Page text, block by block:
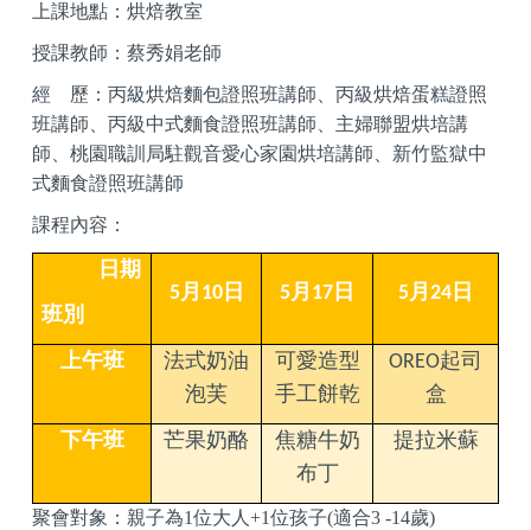
上課地點：烘焙教室
授課教師：蔡秀娟老師
經
歷：丙級烘焙麵包證照班講師、丙級烘焙蛋糕證照
班講師、丙級中式麵食證照班講師、主婦聯盟烘培講
師
桃園職訓局駐觀音愛心家園烘培講師
新竹監獄中
式麵食證照班講師
課程內容 ：
日期
班別
5月 10日 5月 17 日 5月 24 日
上午班
法式奶油
泡芙
可愛造型
手工餅乾
OREO起司
盒
下午班
芒果奶酪
焦糖牛奶
布丁
提拉米蘇
聚會對象：親子為1位大人 +1位孩子(適合3 -14歲)